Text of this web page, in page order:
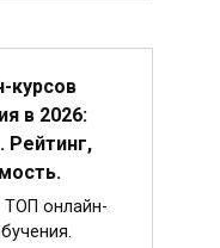
курсов
в 2026:
Рейтинг,
ТОП онлайн-